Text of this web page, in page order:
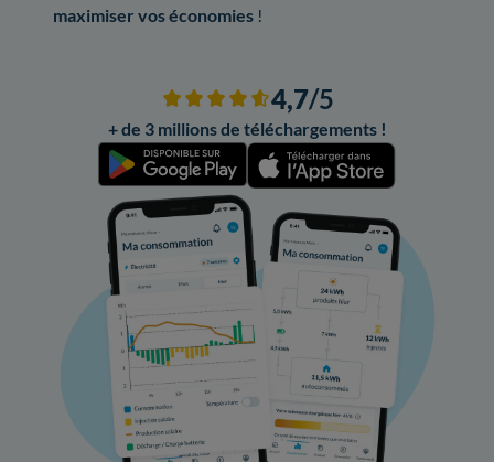
maximiser vos économies !
4,7/5
+ de 3 millions de téléchargements !